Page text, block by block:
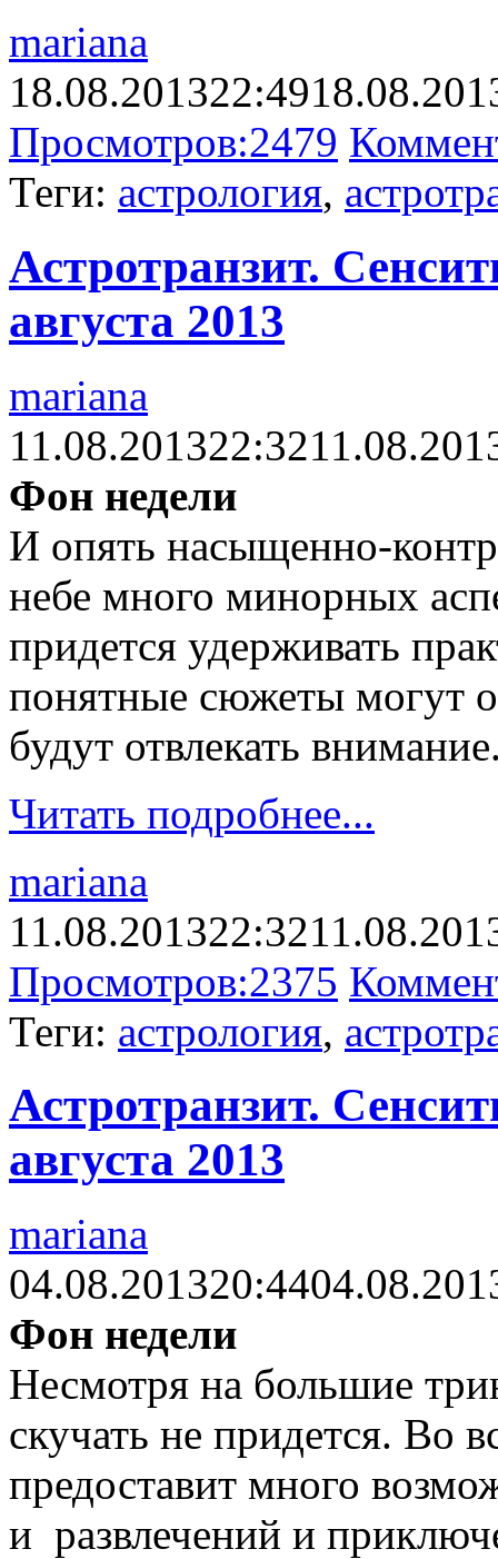
mariana
18.08.201322:49
Просмотров:2479
Теги: астрология,
Астротранзит.
августа 2013
mariana
11.08.201322:32
Фон недели
И опять насыщенно-
небе много минорных
придется удерживать
понятные сюжеты могут
будут отвлекать
Читать подробнее...
mariana
11.08.201322:32
Просмотров:2375
Теги: астрология,
Астротранзит.
августа 2013
mariana
04.08.201320:44
Фон недели
Несмотря на большие
скучать не придется. Во
предоставит много
и развлечений и